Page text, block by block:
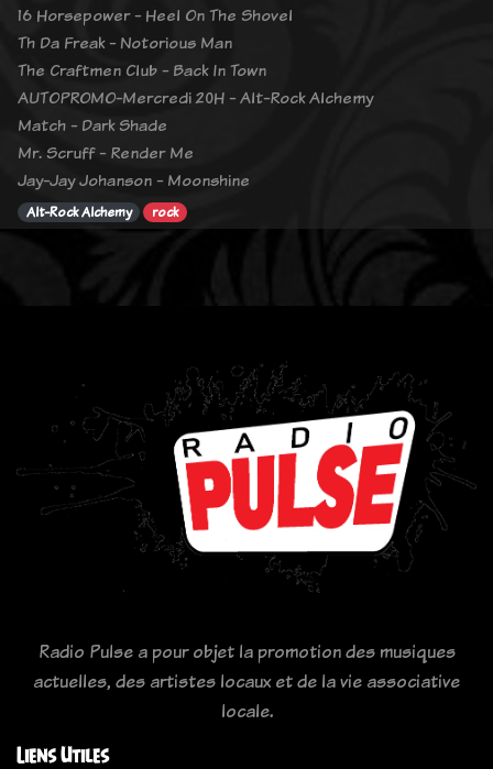
16 Horsepower - Heel On The Shovel
Th Da Freak - Notorious Man
The Craftmen Club - Back In Town
AUTOPROMO-Mercredi 20H - Alt-Rock Alchemy
Match - Dark Shade
Mr. Scruff - Render Me
Jay-Jay Johanson - Moonshine
Alt-Rock Alchemy rock
Radio Pulse a pour objet la promotion des musiques
actuelles, des artistes locaux et de la vie associative
locale.
Liens Utiles